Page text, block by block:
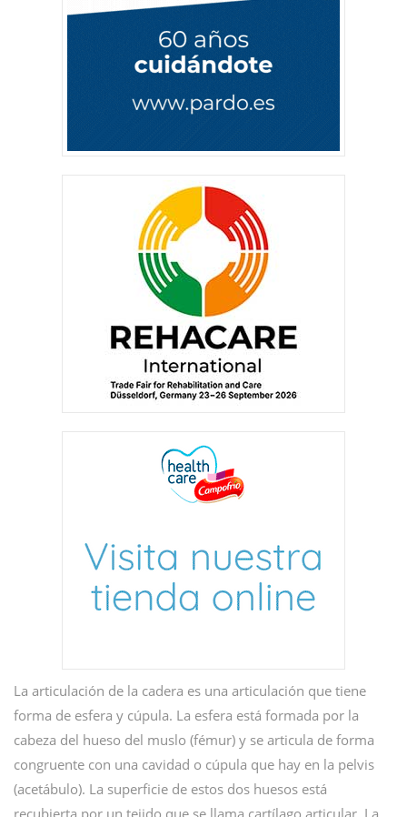
La articulación de la cadera es una articulación que tiene
forma de esfera y cúpula. La esfera está formada por la
cabeza del hueso del muslo (fémur) y se articula de forma
congruente con una cavidad o cúpula que hay en la pelvis
(acetábulo). La superficie de estos dos huesos está
recubierta por un tejido que se llama cartílago articular. La